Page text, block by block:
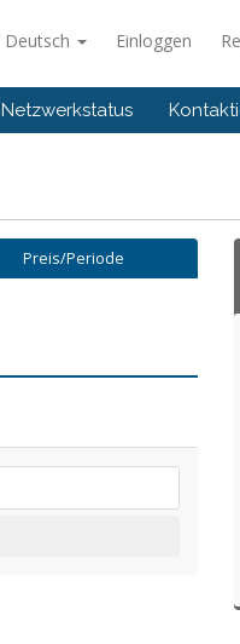
Deutsch Einloggen
Netzwerkstatus
Preis/Periode